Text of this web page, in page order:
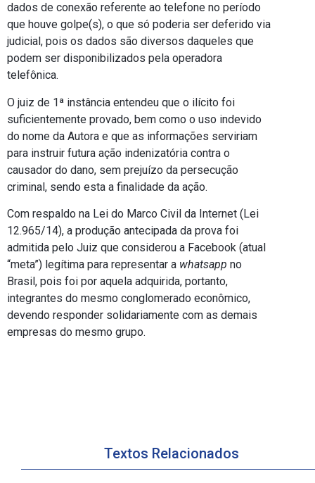
dados de conexão referente ao telefone no período
que houve golpe(s), o que só poderia ser deferido via
judicial, pois os dados são diversos daqueles que
podem ser disponibilizados pela operadora
telefônica.
O juiz de 1ª instância entendeu que o ilícito foi
suficientemente provado, bem como o uso indevido
do nome da Autora e que as informações serviriam
para instruir futura ação indenizatória contra o
causador do dano, sem prejuízo da persecução
criminal, sendo esta a finalidade da ação.
Com respaldo na Lei do Marco Civil da Internet (Lei
12.965/14), a produção antecipada da prova foi
admitida pelo Juiz que considerou a Facebook (atual
“meta”) legítima para representar a whatsapp no
Brasil, pois foi por aquela adquirida, portanto,
integrantes do mesmo conglomerado econômico,
devendo responder solidariamente com as demais
empresas do mesmo grupo.
Textos Relacionados